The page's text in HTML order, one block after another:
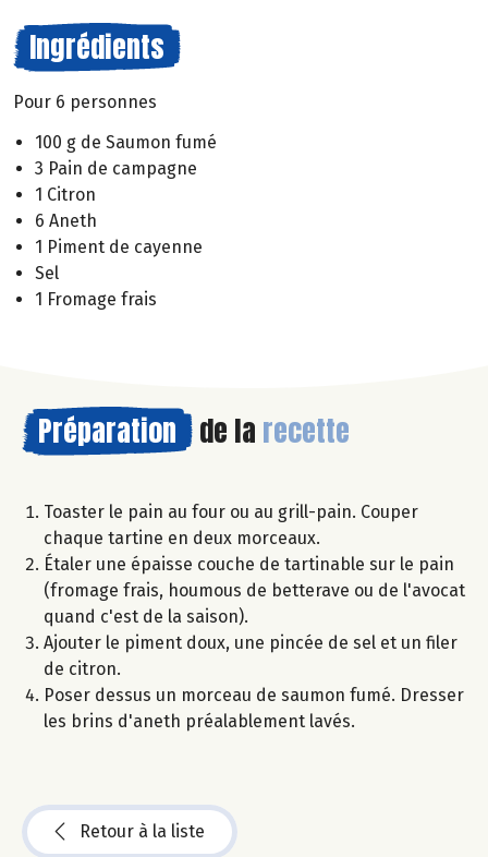
Ingrédients
Pour 6 personnes
100 g de Saumon fumé
3 Pain de campagne
1 Citron
6 Aneth
1 Piment de cayenne
Sel
1 Fromage frais
Préparation de la recette
Toaster le pain au four ou au grill-pain. Couper
chaque tartine en deux morceaux.
Étaler une épaisse couche de tartinable sur le pain
(fromage frais, houmous de betterave ou de l'avocat
quand c'est de la saison).
Ajouter le piment doux, une pincée de sel et un filer
de citron.
Poser dessus un morceau de saumon fumé. Dresser
les brins d'aneth préalablement lavés.
Retour à la liste